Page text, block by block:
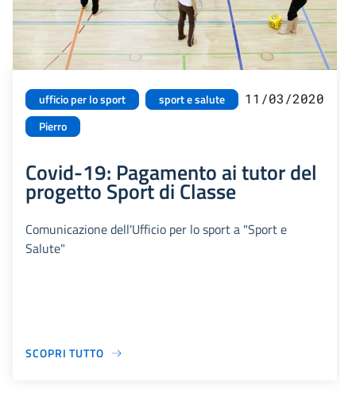
ufficio per lo sport
sport e salute
Pierro
11/03/2020
Covid-19: Pagamento ai tutor del
progetto Sport di Classe
Comunicazione dell'Ufficio per lo sport a "Sport e
Salute"
SCOPRI TUTTO